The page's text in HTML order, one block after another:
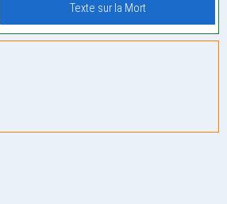
Texte sur la Mort